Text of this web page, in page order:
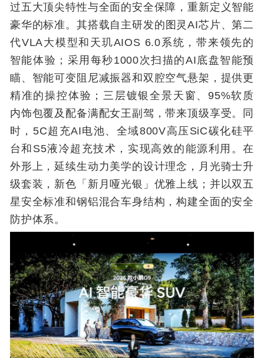
过五大顶尖特性与全面的安全保障，重新定义智能
豪华的标准。其搭载自主研发的图灵AI芯片、第二
代VLA大模型和天玑AIOS 6.0系统，带来领先的
智能体验；采用每秒1000次扫描的AI底盘智能预
瞄、智能可变阻尼减振器和双腔空气悬架，提供更
精准的操控体验；三层镀银全景天窗、95%软质
内饰包覆及配备满配女王副驾，带来顶级享受。同
时，5C超充AI电池、全域800V高压SiC碳化硅平
台和S5液冷超充技术，实现高效的能源利用。在
外形上，延续生动力美学的设计理念，月光骑士升
级套装，新色「新月哑光银」优雅上线；并以双五
星安全标准和钢铝混合车身结构，构建全面的安全
防护体系。